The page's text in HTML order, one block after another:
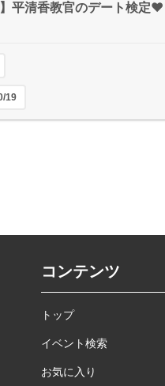
平清香教官のデート検定❤
19
コンテンツ
トップ
イベント検索
お気に入り